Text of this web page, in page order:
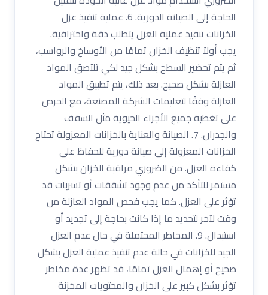
الحاجة إلى الصيانة الدورية. 6. عملية تنفيذ عزل
الخزانات تنفيذ عملية العزل يتطلب دقة واحترافية.
يجب أولاً تنظيف الخزان تمامًا من الأوساخ والرواسب،
ثم يتم تحضير السطح بشكل جيد لكي تلتصق المواد
العازلة بشكل صحيح. بعد ذلك، يتم تطبيق المواد
العازلة وفقًا لتعليمات الشركة المصنعة، مع الحرص
على تغطية جميع الأجزاء الحيوية مثل السقف
والجدران. 7. الصيانة والعناية بالخزانات المعزولة تحتاج
الخزانات المعزولة إلى صيانة دورية للحفاظ على
كفاءة العزل. من الضروري مراقبة الخزان بشكل
مستمر للتأكد من عدم وجود تشققات أو تسربات قد
تؤثر على العزل. كما يجب فحص المواد العازلة من
وقت لآخر لتحديد ما إذا كانت بحاجة إلى تجديد أو
استبدال. 9. المخاطر المحتملة في حال عدم العزل
الجيد للخزانات في حالة عدم تنفيذ عملية العزل بشكل
صحيح أو إهمال العزل تمامًا، قد تظهر عدة مخاطر
تؤثر بشكل كبير على الخزان والمحتويات المخزنة